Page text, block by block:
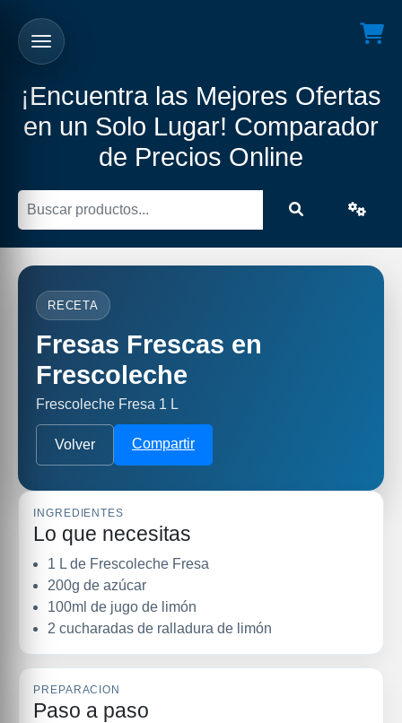
¡Encuentra las Mejores Ofertas
en un Solo Lugar! Comparador
de Precios Online
RECETA
Fresas Frescas en
Frescoleche
Frescoleche Fresa 1 L
Volver Compartir
INGREDIENTES
Lo que necesitas
1 L de Frescoleche Fresa
200g de azúcar
100ml de jugo de limón
2 cucharadas de ralladura de limón
PREPARACION
Paso a paso